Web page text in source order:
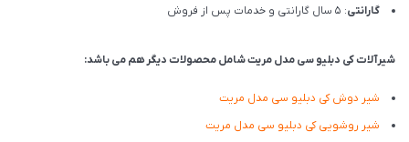
گارانتی: 5 سال گارانتی و خدمات پس از فروش
شیرآلات کی دبلیو سی مدل مریت شامل محصولات دیگر هم می باشد:
شیر دوشکی دبلیو سی مدل مریت
شیر روشوییکی دبلیو سی مدل مریت